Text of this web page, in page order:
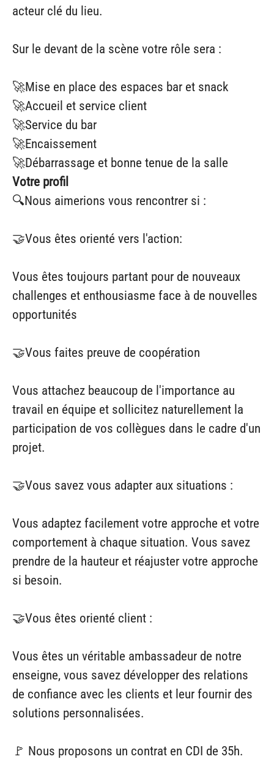
acteur clé du lieu.
Sur le devant de la scène votre rôle sera :
🚀Mise en place des espaces bar et snack
🚀Accueil et service client
🚀Service du bar
🚀Encaissement
🚀Débarrassage et bonne tenue de la salle
Votre profil
🔍Nous aimerions vous rencontrer si :
🤝Vous êtes orienté vers l'action:
Vous êtes toujours partant pour de nouveaux
challenges et enthousiasme face à de nouvelles
opportunités
🤝Vous faites preuve de coopération
Vous attachez beaucoup de l'importance au
travail en équipe et sollicitez naturellement la
participation de vos collègues dans le cadre d'un
projet.
🤝Vous savez vous adapter aux situations :
Vous adaptez facilement votre approche et votre
comportement à chaque situation. Vous savez
prendre de la hauteur et réajuster votre approche
si besoin.
🤝Vous êtes orienté client :
Vous êtes un véritable ambassadeur de notre
enseigne, vous savez développer des relations
de confiance avec les clients et leur fournir des
solutions personnalisées.
🚩 Nous proposons un contrat en CDI de 35h.